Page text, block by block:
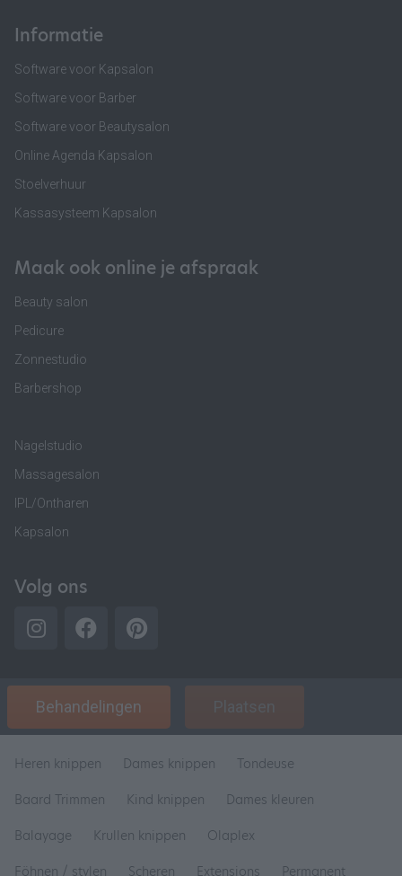
Informatie
Software voor Kapsalon
Software voor Barber
Software voor Beautysalon
Online Agenda Kapsalon
Stoelverhuur
Kassasysteem Kapsalon
Maak ook online je afspraak
Beauty salon
Pedicure
Zonnestudio
Barbershop
Nagelstudio
Massagesalon
IPL/Ontharen
Kapsalon
Volg ons
Behandelingen Plaatsen
Heren knippen Dames knippen
Tondeuse
Baard Trimmen
Kind knippen
Dames kleuren
Balayage
Krullen knippen
Olaplex
Föhnen / stylen
Scheren Extensions Permanent